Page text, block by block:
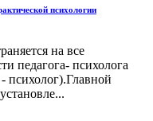
психологии
на все
педагога- психолога
психолог).Главной